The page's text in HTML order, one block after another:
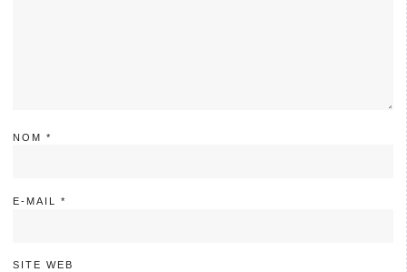
NOM *
E-MAIL *
SITE WEB